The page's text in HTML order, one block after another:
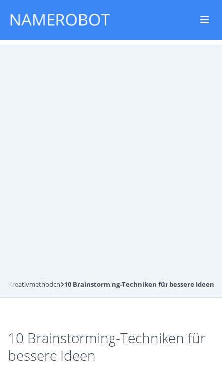
Kreativmethoden 10 Brainstorming-Techniken für bessere Ideen
10 Brainstorming-Techniken für
bessere Ideen